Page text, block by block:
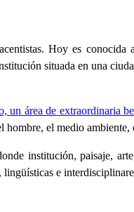
Hoy es
situada en una
un área de extraordinaria
hombre, el medio
institución, paisaje,
e